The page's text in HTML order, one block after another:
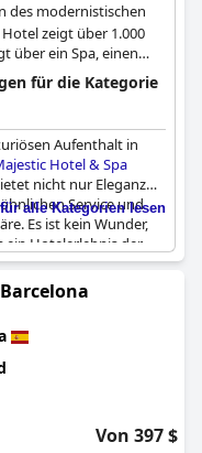
des modernistischen
Hotel zeigt über 1.000
über ein Spa, einen
und ein
Sternekoches.
für die Kategorie
Aufenthalt in
Hotel & Spa
nicht nur Eleganz
Service und
Es ist kein Wunder,
ein Hotelerlebnis der
beschreiben. Auch
ein Highlight und
Obwohl es teuer ist,
komfortablen
echtes Fünf-Sterne-
und
Alles in allem ist
verwöhnt und
alle Kategorien lesen
Von 397 $